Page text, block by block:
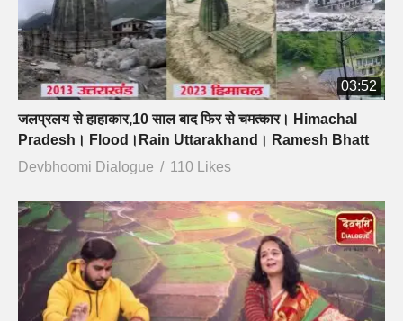
03:52
जलप्रलय से हाहाकार,10 साल बाद फिर से चमत्कार। Himachal
Pradesh। Flood।Rain Uttarakhand। Ramesh Bhatt
Devbhoomi Dialogue
110 Likes